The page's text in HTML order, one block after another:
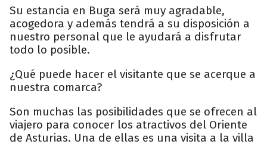
Su estancia en Buga será muy agradable,
acogedora y además tendrá a su disposición a
nuestro personal que le ayudará a disfrutar
todo lo posible.
¿Qué puede hacer el visitante que se acerque a
nuestra comarca?
Son muchas las posibilidades que se ofrecen al
viajero para conocer los atractivos del Oriente
de Asturias. Una de ellas es una visita a la villa